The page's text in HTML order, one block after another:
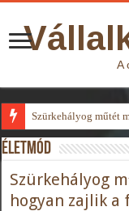
A
Szürkehályog műtét
Életmód
Szürkehályog
hogyan zajlik a